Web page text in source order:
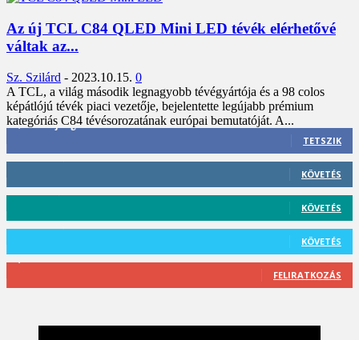
Az új TCL C84 QLED Mini LED tévék elérhetővé
váltak az...
Sz. Szilárd - 2023.10.15. 0
A TCL, a világ második legnagyobb tévégyártója és a 98 colos
képátlójú tévék piaci vezetője, bejelentette legújabb prémium
kategóriás C84 tévésorozatának európai bemutatóját. A...
3,452 Rajongók
TETSZIK
KÖVETÉS
KÖVETÉS
KÖVETÉS
FELIRATKOZÁS